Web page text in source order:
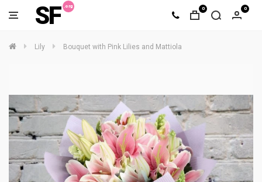
SF 0 0
Lily Bouquet with Pink Lilies and Mattiola